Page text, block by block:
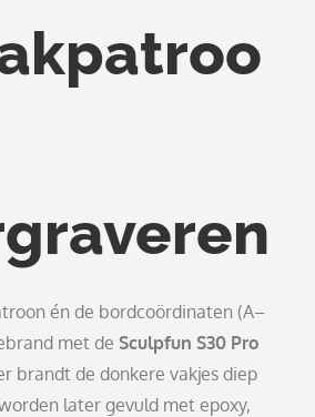
én de bordcoördinaten (A–
met de Sculpfun S30 Pro
brandt de donkere vakjes diep
later gevuld met epoxy,